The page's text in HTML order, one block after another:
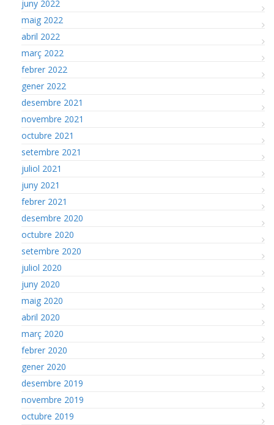
juny 2022
maig 2022
abril 2022
març 2022
febrer 2022
gener 2022
desembre 2021
novembre 2021
octubre 2021
setembre 2021
juliol 2021
juny 2021
febrer 2021
desembre 2020
octubre 2020
setembre 2020
juliol 2020
juny 2020
maig 2020
abril 2020
març 2020
febrer 2020
gener 2020
desembre 2019
novembre 2019
octubre 2019